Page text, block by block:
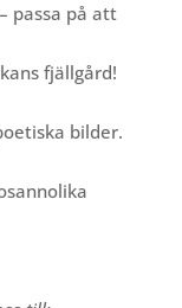
passa på att
fjällgård!
bilder.